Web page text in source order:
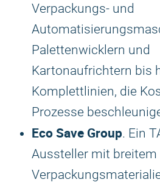
Verpackungs- und
Palettenwicklern und
Kartonaufrichtern bis
Komplettlinien, die
Prozesse
Eco Save Group. Ein
Aussteller mit breitem